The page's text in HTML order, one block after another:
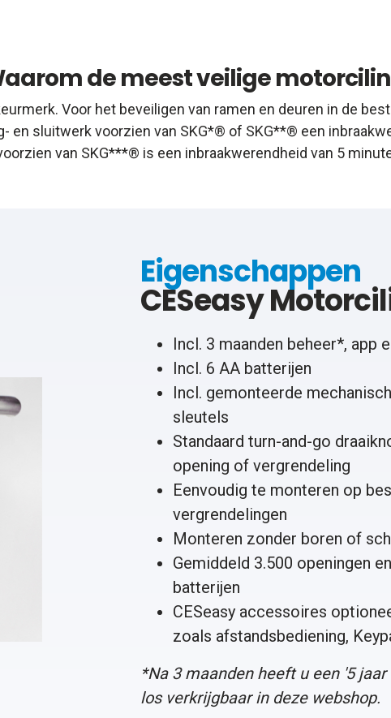
de meest veilige
Voor het beveiligen van ramen en deuren in de
en sluitwerk voorzien van SKG*® of SKG**® een
van SKG***® is een inbraakwerendheid van 5
Eigenschappen
CESeasy
Incl. 3 maanden beheer*, app
Incl. 6 AA batterijen
Incl. gemonteerde
sleutels
Standaard turn-and-go
opening of vergrendeling
Eenvoudig te monteren op
vergrendelingen
Monteren zonder boren of
Gemiddeld 3.500 openingen
batterijen
CESeasy accessoires
zoals afstandsbediening,
*Na 3 maanden heeft u een '5 jaar
los verkrijgbaar in deze webshop.